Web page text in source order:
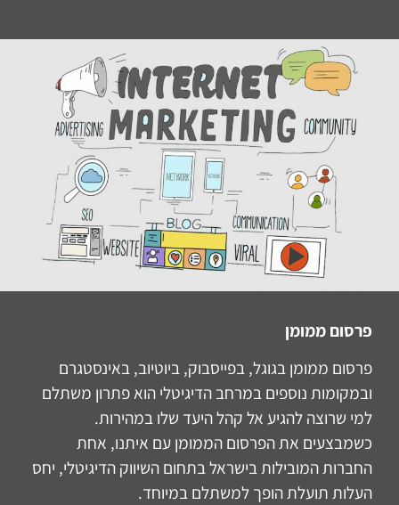
פרסום ממומן
פרסום ממומן בגוגל, בפייסבוק, ביוטיוב, באינסטגרם
ובמקומות נוספים במרחב הדיגיטלי הוא פתרון משתלם
למי שרוצה להגיע אל קהל היעד שלו במהירות.
כשמבצעים את הפרסום הממומן עם איתנו, אחת
החברות המובילות בישראל בתחום השיווק הדיגיטלי, יחס
העלות תועלת הופך למשתלם במיוחד.